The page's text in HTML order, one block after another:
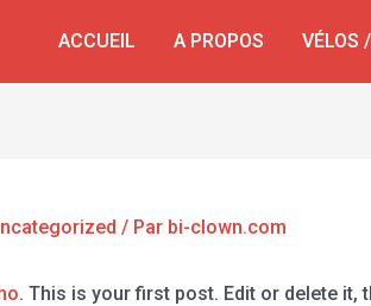
ACCUEIL A PROPOS VÉLOS
/ Par bi-clown.com
. This is your first post. Edit or delete it,